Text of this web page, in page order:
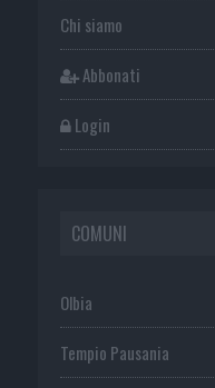
Chi siamo
Abbonati
Login
COMUNI
Olbia
Tempio Pausania